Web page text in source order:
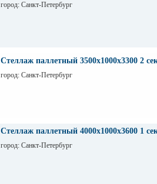
город: Санкт-Петербург
Стеллаж паллетный 3500х1000х3300 2
город: Санкт-Петербург
Стеллаж паллетный 4000х1000х3600 1
город: Санкт-Петербург